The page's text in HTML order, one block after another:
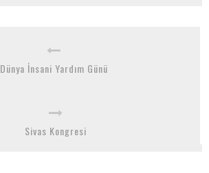
Dünya İnsani Yardım Günü
Sivas Kongresi